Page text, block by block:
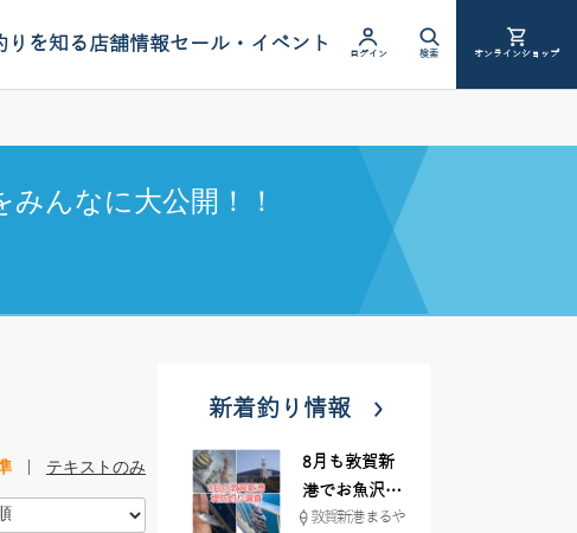
りを知る店舗情報セール・イベント ログイン 検索 オンラインショップ
んなに大公開！！
テキストのみ
新着釣り情報
8月も敦賀新
港でお魚沢山
♪ イシグロ彦
敦賀新港 まるや